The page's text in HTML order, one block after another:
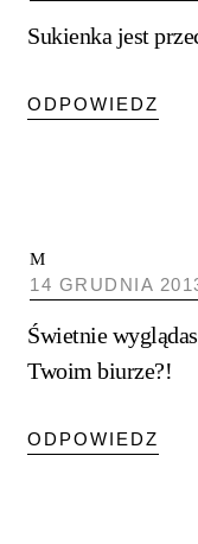
Sukienka jest
ODPOWIEDZ
M
14 GRUDNIA
Świetnie
Twoim biurze?!
ODPOWIEDZ